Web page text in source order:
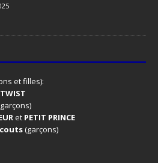
et filles):
TWIST
et PETIT PRINCE
(garçons)